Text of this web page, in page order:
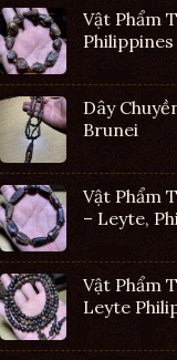
Vật Phẩm
Philippines
Dây
Brunei
Vật Phẩm
– Leyte,
Vật Phẩm
Leyte